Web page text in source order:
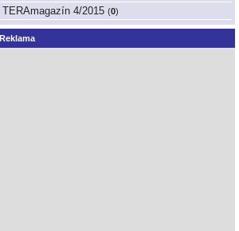
TERAmagazín 4/2015 (0)
Reklama